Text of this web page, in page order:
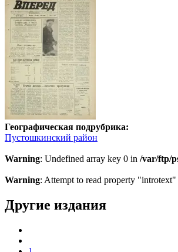
Географическая подрубрика:
Пустошкинский район
Warning: Undefined array key 0 in /var/ftp/
Warning: Attempt to read property
Другие издания